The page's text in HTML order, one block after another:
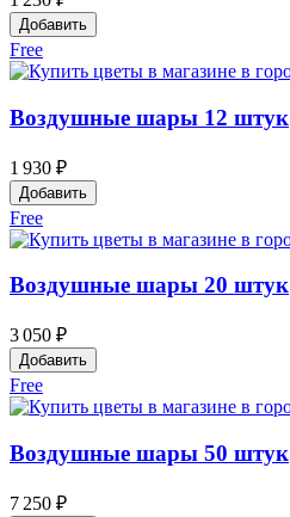
Добавить
Free
Воздушные шары 12 штук
1 930 ₽
Добавить
Free
Воздушные шары 20 штук
3 050 ₽
Добавить
Free
Воздушные шары 50 штук
7 250 ₽